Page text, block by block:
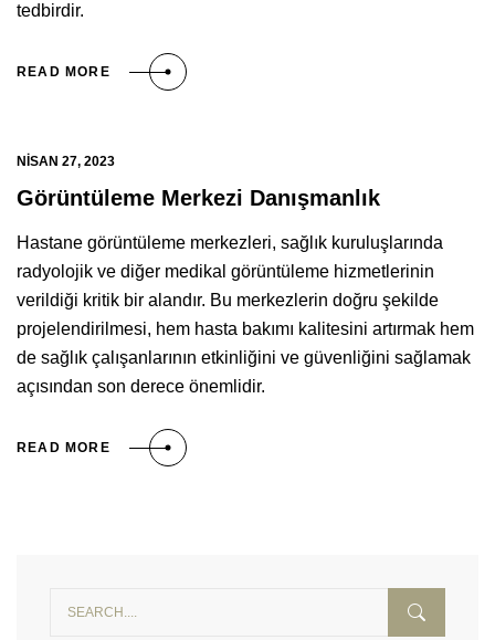
tedbirdir.
READ MORE
NISAN 27, 2023
Görüntüleme Merkezi Danışmanlık
Hastane görüntüleme merkezleri, sağlık kuruluşlarında
radyolojik ve diğer medikal görüntüleme hizmetlerinin
verildiği kritik bir alandır. Bu merkezlerin doğru şekilde
projelendirilmesi, hem hasta bakımı kalitesini artırmak hem
de sağlık çalışanlarının etkinliğini ve güvenliğini sağlamak
açısından son derece önemlidir.
READ MORE